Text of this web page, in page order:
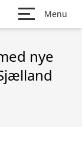
Menu
nye